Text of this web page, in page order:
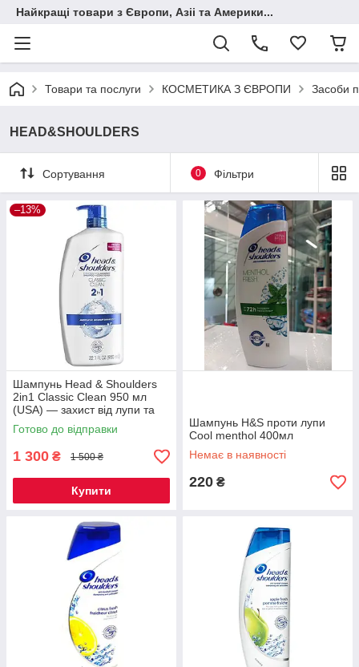
Найкращі товари з Європи, Азіі та Америки...
Товари та послуги КОСМЕТИКА З ЄВРОПИ Засоби
HEAD&SHOULDERS
Сортування 0 Фільтри
–13%
Шампунь Head & Shoulders
2in1 Classic Clean 950 мл
(USA) — захист від лупи та
щоденна свіжість
Готово до відправки
1 300 ₴ 1 500 ₴
Купити
Шампунь H&S проти лупи
Cool menthol 400мл
Немає в наявності
220 ₴